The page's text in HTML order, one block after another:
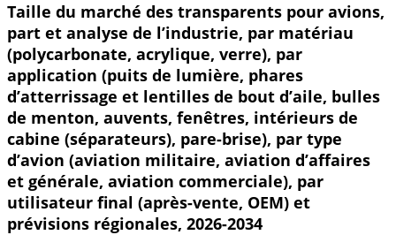
Taille du marché des transparents pour avions,
part et analyse de l’industrie, par matériau
(polycarbonate, acrylique, verre), par
application (puits de lumière, phares
d’atterrissage et lentilles de bout d’aile, bulles
de menton, auvents, fenêtres, intérieurs de
cabine (séparateurs), pare-brise), par type
d’avion (aviation militaire, aviation d’affaires
et générale, aviation commerciale), par
utilisateur final (après-vente, OEM) et
prévisions régionales, 2026-2034